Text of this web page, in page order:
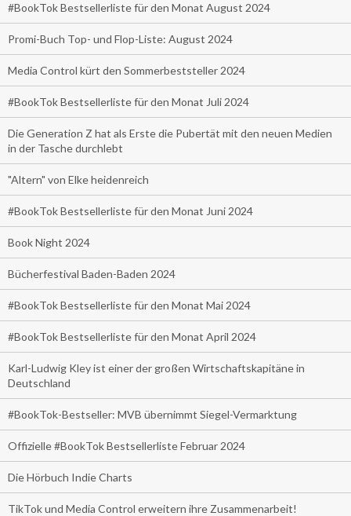
#BookTok Bestsellerliste für den Monat August 2024
Promi-Buch Top- und Flop-Liste: August 2024
Media Control kürt den Sommerbeststeller 2024
#BookTok Bestsellerliste für den Monat Juli 2024
Die Generation Z hat als Erste die Pubertät mit den neuen Medien
in der Tasche durchlebt
"Altern" von Elke heidenreich
#BookTok Bestsellerliste für den Monat Juni 2024
Book Night 2024
Bücherfestival Baden-Baden 2024
#BookTok Bestsellerliste für den Monat Mai 2024
#BookTok Bestsellerliste für den Monat April 2024
Karl-Ludwig Kley ist einer der großen Wirtschaftskapitäne in
Deutschland
#BookTok-Bestseller: MVB übernimmt Siegel-Vermarktung
Offizielle #BookTok Bestsellerliste Februar 2024
Die Hörbuch Indie Charts
TikTok und Media Control erweitern ihre Zusammenarbeit!